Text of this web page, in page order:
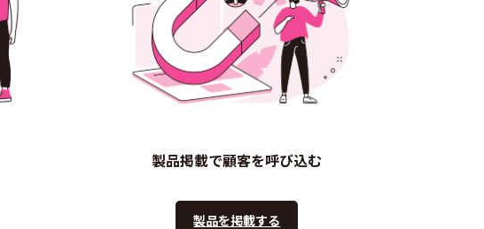
製品掲載で顧客を呼び込む
製品を掲載する